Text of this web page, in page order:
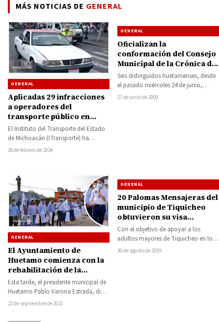
MÁS NOTICIAS DE GENERAL
GENERAL
Aplicadas 29 infracciones
a operadores del
transporte público en
Michoacán
El Instituto del Transporte del Estado
de Michoacán (ITransporte) ha
aplicado 29 infracciones a operadores
26 de febrero de 2024
GENERAL
Oficializan la
conformación del Consejo
Municipal de la Crónica de
Huetamo
Seis distinguidos huetamenses, desde
el pasado miércoles 24 de junio,
conforman el Primer Consejo
27 de junio de 2009
GENERAL
El Ayuntamiento de
Huetamo comienza con la
rehabilitación de la
carpeta asfáltica de la
Glorieta a Martín Urieta
Esta tarde, el presidente municipal de
Huetamo Pablo Varona Estrada, dio
el banderazo de inicio de la
22 de septiembre de 2021
GENERAL
20 Palomas Mensajeras del
municipio de Tiquicheo
obtuvieron su visa
estadounidense
Con el objetivo de apoyar a los
adultos mayores de Tiquicheo en los
trámites para la obtención de…
30 de agosto de 2019